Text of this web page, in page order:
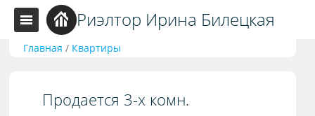
Риэлтор Ирина Билецкая
Главная / Квартиры
Продается 3-х комн.